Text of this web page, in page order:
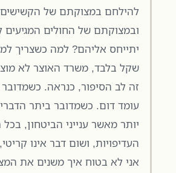
להילחם במצוקתם של הקשישים
ובמצוקתם של החולים המגיעים
שקל בלבד, משרד האוצר לא
זה לב הסיפור, כנראה. כשמדובר
עומד דום. כשמדובר ביתר
יותר מאשר ענייני הביטחון,
העדיפויות, ושום דבר אינו
אני לא בטוח איך משנים את